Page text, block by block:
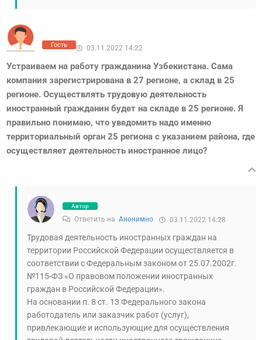
Гость 03.11.2022 14:22
Устраиваем на работу гражданина Узбекистана. Сама
компания зарегистрирована в 27 регионе, а склад в 25
регионе. Осуществлять трудовую деятельность
иностранный гражданин будет на складе в 25 регионе. Я
правильно понимаю, что уведомить надо именно
территориальный орган 25 региона с указанием района, где
осуществляет деятельность иностранное лицо?
Автор
Ответить на Анонимно 03.11.2022 14:28
Трудовая деятельность иностранных граждан на
территории Российской Федерации осуществляется в
соответствии с Федеральным законом от 25.07.2002г.
№115-ФЗ «О правовом положении иностранных
граждан в Российской Федерации».
На основании п. 8 ст. 13 Федерального закона
работодатель или заказчик работ (услуг),
привлекающие и использующие для осуществления